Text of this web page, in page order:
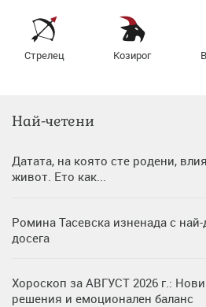
Стрелец Козирог
Най-четени
Датата, на която сте родени,
живот. Ето как...
Ромина Тасевска изненада с
досега
Хороскоп за АВГУСТ 2026 г.:
решения и емоционален баланс